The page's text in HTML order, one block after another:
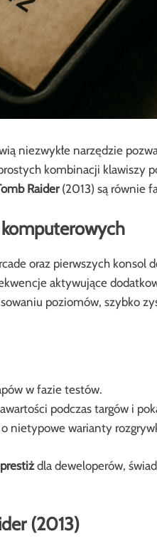
niezwykłe narzędzie
kombinacji klawiszy
Raider(2013) są równie
oraz pierwszych konsol
aktywujące
poziomów, szybko
w fazie testów.
podczas targów i
nietypowe warianty
prestiżdla deweloperów,
(2013)